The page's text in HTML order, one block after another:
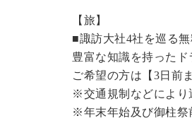
【旅】
■諏訪大社4社を巡る
豊富な知識を持ったド
ご希望の方は【3日前
※交通規制などにより
※年末年始及び御柱祭